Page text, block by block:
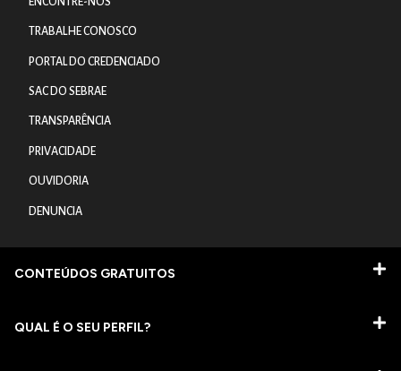
TRABALHE CONOSCO
PORTAL DO CREDENCIADO
SAC DO SEBRAE
TRANSPARÊNCIA
PRIVACIDADE
OUVIDORIA
DENUNCIA
CONTEÚDOS GRATUITOS
QUAL É O SEU PERFIL?